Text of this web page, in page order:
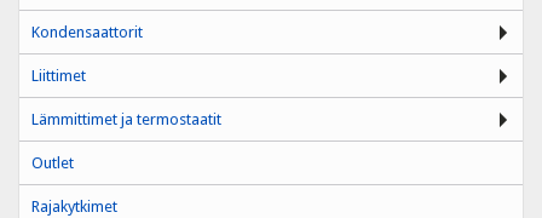
Kondensaattorit
Liittimet
Lämmittimet ja termostaatit
Outlet
Rajakytkimet